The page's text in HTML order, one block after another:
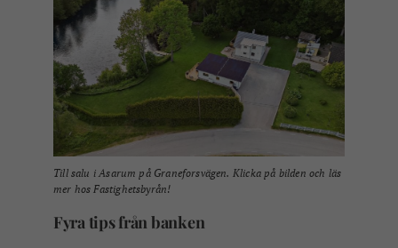
Till salu i Asarum på Graneforsvägen. Klicka på bilden och läs
mer hos Fastighetsbyrån!
Fyra tips från banken